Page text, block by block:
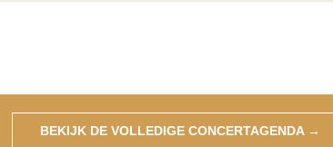
BEKIJK DE VOLLEDIGE CONCERTAGENDA →